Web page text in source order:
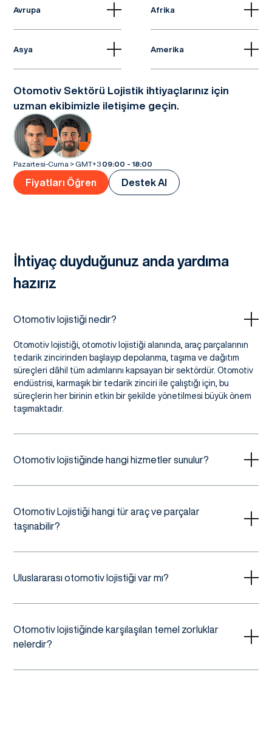
Avrupa Afrika
Asya Amerika
Otomotiv Sektörü Lojistik ihtiyaçlarınız için
uzman ekibimizle iletişime geçin.
Pazartesi-Cuma > GMT+3 09:00 - 18:00
Fiyatları Öğren Destek Al
İhtiyaç duyduğunuz anda yardıma
hazırız
Otomotiv lojistiği nedir?
Otomotiv lojistiği, otomotiv lojistiği alanında, araç parçalarının
tedarik zincirinden başlayıp depolanma, taşıma ve dağıtım
süreçleri dâhil tüm adımlarını kapsayan bir sektördür. Otomotiv
endüstrisi, karmaşık bir tedarik zinciri ile çalıştığı için, bu
süreçlerin her birinin etkin bir şekilde yönetilmesi büyük önem
taşımaktadır.
Otomotiv lojistiğinde hangi hizmetler sunulur?
Otomotiv Lojistiği hangi tür araç ve parçalar
taşınabilir?
Uluslararası otomotiv lojistiği var mı?
Otomotiv lojistiğinde karşılaşılan temel zorluklar
nelerdir?